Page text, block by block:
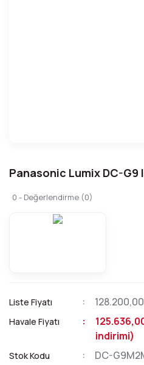
Panasonic Lumix DC-G9
0 - Değerlendirme (0)
Liste Fiyatı
Havale Fiyatı
indirimi)
Stok Kodu DC-